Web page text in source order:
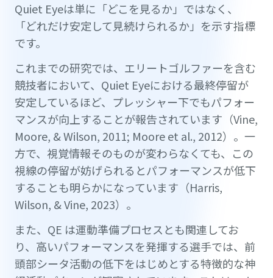
Quiet Eyeは単に「どこを見るか」ではなく、
「どれだけ安定して見続けられるか」を示す指標
です。
これまでの研究では、エリートゴルファーを含む
競技者において、Quiet Eyeにおける最終停留が
安定しているほど、プレッシャー下でもパフォー
マンスが向上することが報告されています（Vine,
Moore, & Wilson, 2011; Moore et al., 2012）。一
方で、視覚情報そのものが変わらなくても、この
視線の停留が妨げられるとパフォーマンスが低下
することも明らかになっています（Harris,
Wilson, & Vine, 2023）。
また、QE は運動準備プロセスとも関連してお
り、高いパフォーマンスを発揮する選手では、前
頭部シータ活動の低下をはじめとする特徴的な神